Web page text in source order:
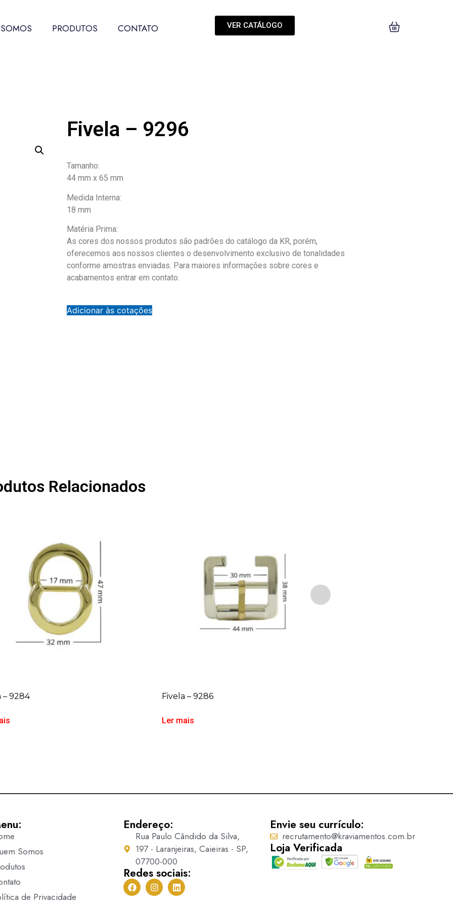
PRODUTOS CONTATO VER CATÁLOGO
Fivela – 9296
Tamanho:
44 mm x 65 mm
Medida Interna:
18 mm
Matéria Prima:
As cores dos nossos produtos são padrões do catálogo da KR, porém,
oferecemos aos nossos clientes o desenvolvimento exclusivo de tonalidades
conforme amostras enviadas. Para maiores informações sobre cores e
acabamentos entrar em contato.
Adicionar às cotações
Relacionados
– 9284 Fivela – 9286
Ler mais
Somos
de Privacidade
Endereço:
Rua Paulo Cândido da Silva,
197 - Laranjeiras, Caieiras - SP,
07700-000
Redes sociais:
Envie seu currículo:
recrutamento@kraviamentos.com.br
Loja Verificada